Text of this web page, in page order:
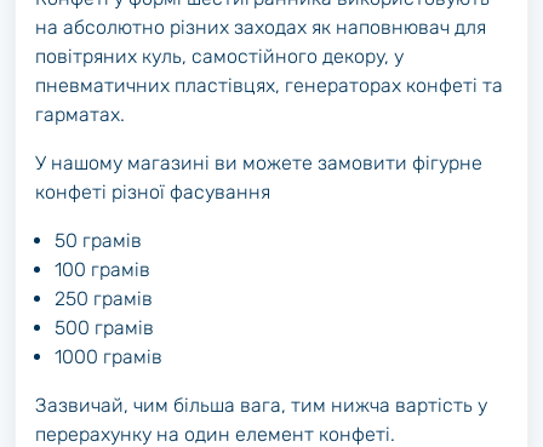
на абсолютно різних заходах як наповнювач для
повітряних куль, самостійного декору, у
пневматичних пластівцях, генераторах конфеті та
гарматах.
У нашому магазині ви можете замовити фігурне
конфеті різної фасування
50 грамів
100 грамів
250 грамів
500 грамів
1000 грамів
Зазвичай, чим більша вага, тим нижча вартість у
перерахунку на один елемент конфеті.